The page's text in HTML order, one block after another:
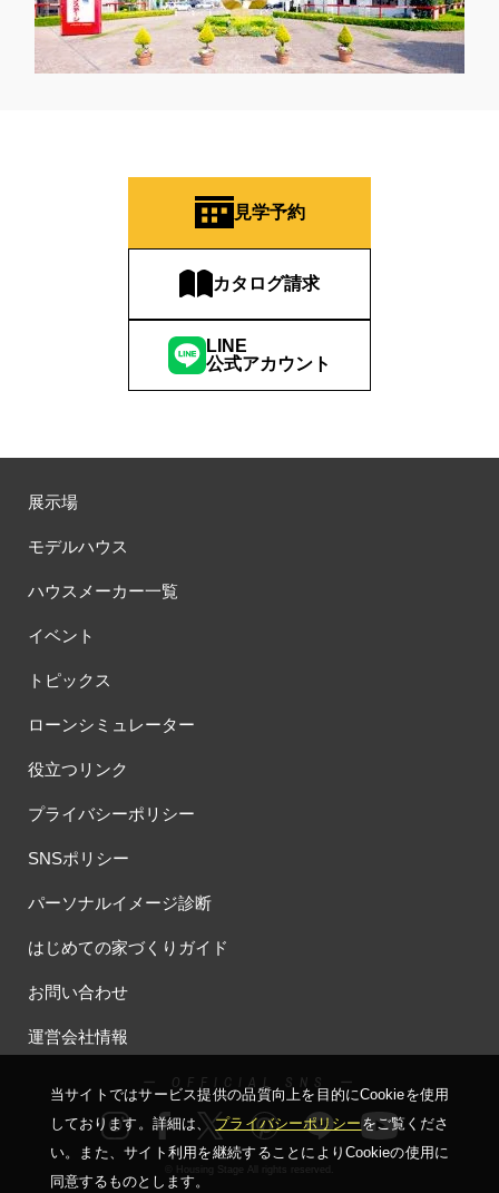
見学予約
カタログ請求
LINE
公式アカウント
展示場
モデルハウス
ハウスメーカー一覧
イベント
トピックス
ローンシミュレーター
役立つリンク
プライバシーポリシー
SNSポリシー
パーソナルイメージ診断
はじめての家づくりガイド
お問い合わせ
運営会社情報
ー OFFICIAL SNS ー
© Housing Stage All rights reserved.
当サイトではサービス提供の品質向上を⽬的にCookieを使⽤
しております。詳細は、プライバシーポリシーをご覧くださ
い。
また、サイト利⽤を継続することによりCookieの使⽤に
同意するものとします。